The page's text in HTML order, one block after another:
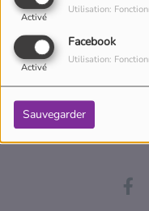
Activé
Utilisation:
Facebook
Activé
Utilisation:
Sauvegarder